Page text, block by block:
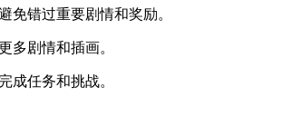
免错过重要剧情和奖励。
多剧情和插画。
成任务和挑战。